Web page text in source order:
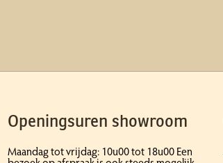
Openingsuren showroom
Maandag tot vrijdag: 10u00 tot 18u00 Een